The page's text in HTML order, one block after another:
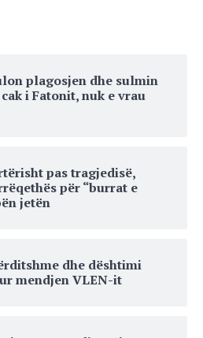
plagosjen dhe sulmin
i Fatonit, nuk e vrau
pas tragjedisë,
për “burrat e
jetën
dhe dështimi
mendjen VLEN-it